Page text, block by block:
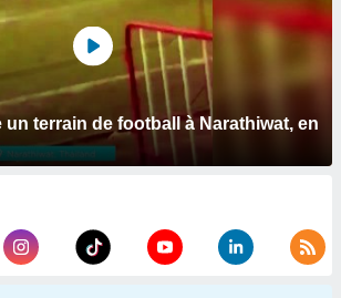
un terrain de football à Narathiwat, en